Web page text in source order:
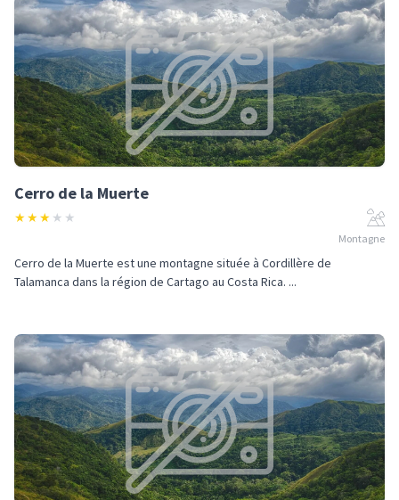
Cerro de la Muerte
★★★ ★ ★
Montagne
Cerro de la Muerte est une montagne située à Cordillère de
Talamanca dans la région de Cartago au Costa Rica. ...